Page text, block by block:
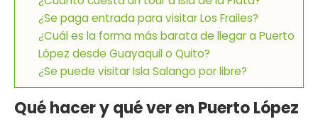
¿Se paga entrada para visitar Los Frailes?
¿Cuál es la forma más barata de llegar a Puerto
López desde Guayaquil o Quito?
¿Se puede visitar Isla Salango por libre?
Qué hacer y qué ver en Puerto López